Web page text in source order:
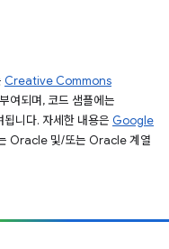
Creative Commons
여되며, 코드 샘플에는
니다. 자세한 내용은 Google
Oracle 및/또는 Oracle 계열